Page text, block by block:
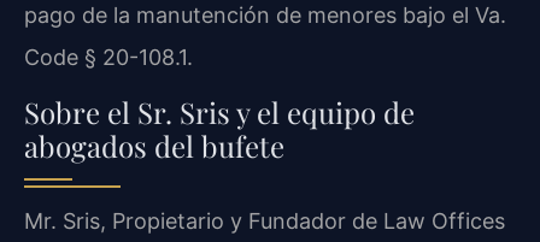
pago de la manutención de menores bajo el Va.
Code § 20-108.1.
Sobre el Sr. Sris y el equipo de
abogados del bufete
Mr. Sris, Propietario y Fundador de Law Offices